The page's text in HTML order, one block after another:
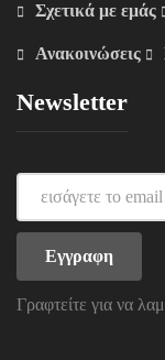
Σχετικά με εμάς
Ανακοινώσεις
Newsletter
Γραφτείτε για να